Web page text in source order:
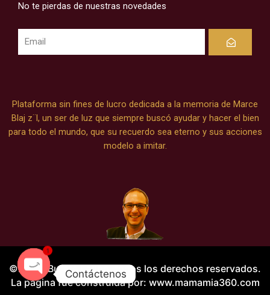
No te pierdas de nuestras novedades
Submit
Plataforma sin fines de lucro dedicada a la memoria de Marce
Blaj z¨l, un ser de luz que siempre buscó ayudar y hacer el bien
para todo el mundo, que su recuerdo sea eterno y sus acciones
modelo a imitar.
©️2023. Bufete Latino, todos los derechos reservados.
La página fue construida por: www.mamamia360.com
Contáctenos
1